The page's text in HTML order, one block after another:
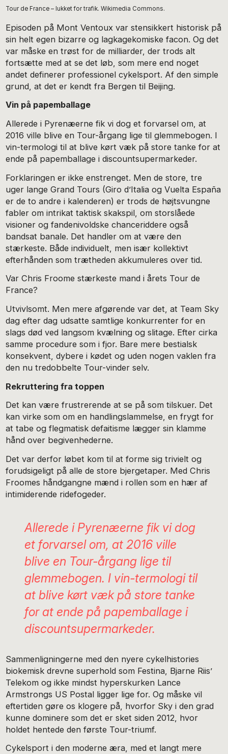
Tour de France – lukket for trafik. Wikimedia Commons.
Episoden på Mont Ventoux var stensikkert historisk på
sin helt egen bizarre og lagkagekomiske facon. Og det
var måske en trøst for de milliarder, der trods alt
fortsætte med at se det løb, som mere end noget
andet definerer professionel cykelsport. Af den simple
grund, at det er kendt fra Bergen til Beijing.
Vin på papemballage
Allerede i Pyrenæerne fik vi dog et forvarsel om, at
2016 ville blive en Tour-årgang lige til glemmebogen. I
vin-termologi til at blive kørt væk på store tanke for at
ende på papemballage i discountsupermarkeder.
Forklaringen er ikke enstrenget. Men de store, tre
uger lange Grand Tours (Giro d’Italia og Vuelta España
er de to andre i kalenderen) er trods de højtsvungne
fabler om intrikat taktisk skakspil, om storslåede
visioner og fandenivoldske chanceriddere også
bandsat banale. Det handler om at være den
stærkeste. Både individuelt, men især kollektivt
efterhånden som trætheden akkumuleres over tid.
Var Chris Froome stærkeste mand i årets Tour de
France?
Utvivlsomt. Men mere afgørende var det, at Team Sky
dag efter dag udsatte samtlige konkurrenter for en
slags død ved langsom kvælning og slitage. Efter cirka
samme procedure som i fjor. Bare mere bestialsk
konsekvent, dybere i kødet og uden nogen vaklen fra
den nu tredobbelte Tour-vinder selv.
Rekruttering fra toppen
Det kan være frustrerende at se på som tilskuer. Det
kan virke som om en handlingslammelse, en frygt for
at tabe og flegmatisk defaitisme lægger sin klamme
hånd over begivenhederne.
Det var derfor løbet kom til at forme sig trivielt og
forudsigeligt på alle de store bjergetaper. Med Chris
Froomes håndgangne mænd i rollen som en hær af
intimiderende ridefogeder.
Allerede i Pyrenæerne fik vi dog
et forvarsel om, at 2016 ville
blive en Tour-årgang lige til
glemmebogen. I vin-termologi til
at blive kørt væk på store tanke
for at ende på papemballage i
discountsupermarkeder.
Sammenligningerne med den nyere cykelhistories
biokemisk drevne superhold som Festina, Bjarne Riis’
Telekom og ikke mindst hyperskurken Lance
Armstrongs US Postal ligger lige for. Og måske vil
eftertiden gøre os klogere på, hvorfor Sky i den grad
kunne dominere som det er sket siden 2012, hvor
holdet hentede den første Tour-triumf.
Cykelsport i den moderne æra, med et langt mere